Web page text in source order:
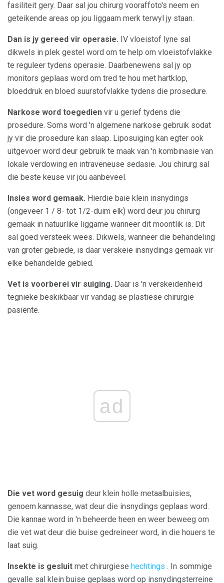
fasiliteit gery. Daar sal jou chirurg vooraffoto's neem en
geteikende areas op jou liggaam merk terwyl jy staan.
Dan is jy gereed vir operasie. IV vloeistof lyne sal
dikwels in plek gestel word om te help om vloeistofvlakke
te reguleer tydens operasie. Daarbenewens sal jy op
monitors geplaas word om tred te hou met hartklop,
bloeddruk en bloed suurstofvlakke tydens die prosedure.
Narkose word toegedien vir u gerief tydens die
prosedure. Soms word 'n algemene narkose gebruik sodat
jy vir die prosedure kan slaap. Liposuiging kan egter ook
uitgevoer word deur gebruik te maak van 'n kombinasie van
lokale verdowing en intraveneuse sedasie. Jou chirurg sal
die beste keuse vir jou aanbeveel.
Insies word gemaak. Hierdie baie klein insnydings
(ongeveer 1 / 8- tot 1/2-duim elk) word deur jou chirurg
gemaak in natuurlike liggame wanneer dit moontlik is. Dit
sal goed versteek wees. Dikwels, wanneer die behandeling
van groter gebiede, is daar verskeie insnydings gemaak vir
elke behandelde gebied.
Vet is voorberei vir suiging. Daar is 'n verskeidenheid
tegnieke beskikbaar vir vandag se plastiese chirurgie
pasiënte.
ad
Die vet word gesuig deur klein holle metaalbuisies,
genoem kannasse, wat deur die insnydings geplaas word.
Die kannae word in 'n beheerde heen en weer beweeg om
die vet wat deur die buise gedreineer word, in die houers te
laat suig.
Insekte is gesluit met chirurgiese hechtings . In sommige
gevalle sal klein buise geplaas word op insnydingsterreine